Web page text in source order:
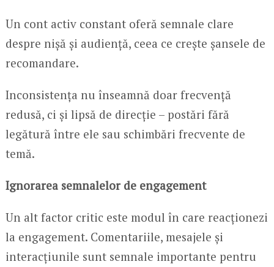
Un cont activ constant oferă semnale clare
despre nișă și audiență, ceea ce crește șansele de
recomandare.
Inconsistența nu înseamnă doar frecvență
redusă, ci și lipsă de direcție – postări fără
legătură între ele sau schimbări frecvente de
temă.
Ignorarea semnalelor de engagement
Un alt factor critic este modul în care reacționezi
la engagement. Comentariile, mesajele și
interacțiunile sunt semnale importante pentru